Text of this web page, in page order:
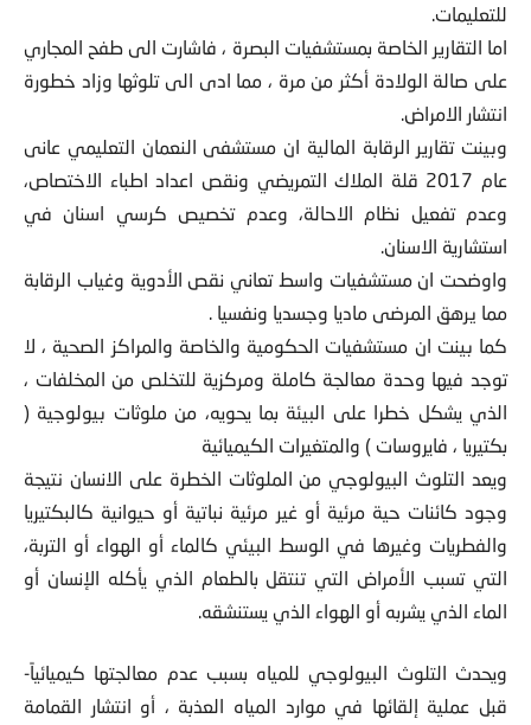
للتعليمات.
اما التقارير الخاصة بمستشفيات البصرة ، فاشارت الى طفح المجاري
على صالة الولادة أكثر من مرة ، مما ادى الى تلوثها وزاد خطورة
انتشار الامراض.
وبينت تقارير الرقابة المالية ان مستشفى النعمان التعليمي عانى
عام 2017 قلة الملاك التمريضي ونقص اعداد اطباء الاختصاص،
وعدم تفعيل نظام الاحالة، وعدم تخصيص كرسي اسنان في
استشارية الاسنان.
واوضحت ان مستشفيات واسط تعاني نقص الأدوية وغياب الرقابة
مما يرهق المرضى ماديا وجسديا ونفسيا .
كما بينت ان مستشفيات الحكومية والخاصة والمراكز الصحية ، لا
توجد فيها وحدة معالجة كاملة ومركزية للتخلص من المخلفات ،
الذي يشكل خطرا على البيئة بما يحويه، من ملوثات بيولوجية (
بكتيريا ، فايروسات ) والمتغيرات الكيميائية
ويعد التلوث البيولوجي من الملوثات الخطرة على الانسان نتيجة
وجود كائنات حية مرئية أو غير مرئية نباتية أو حيوانية كالبكتيريا
والفطريات وغيرها في الوسط البيئي كالماء أو الهواء أو التربة،
التي تسبب الأمراض التي تنتقل بالطعام الذي يأكله الإنسان أو
الماء الذي يشربه أو الهواء الذي يستنشقه.
ويحدث التلوث البيولوجي للمياه بسبب عدم معالجتها كيميائياً-
قبل عملية إلقائها في موارد المياه العذبة ، أو انتشار القمامة